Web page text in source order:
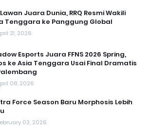
Juara Dunia, RRQ Resmi Wakili
Tenggara ke Panggung Global
21, 2026
Esports Juara FFNS 2026 Spring,
ke Asia Tenggara Usai Final Dramatis
08, 2026
Force Season Baru Morphosis Lebih
03, 2026